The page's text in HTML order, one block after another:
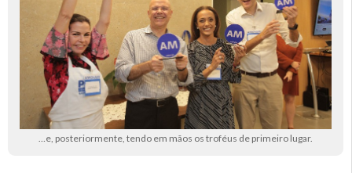
…e, posteriormente, tendo em mãos os troféus de primeiro lugar.